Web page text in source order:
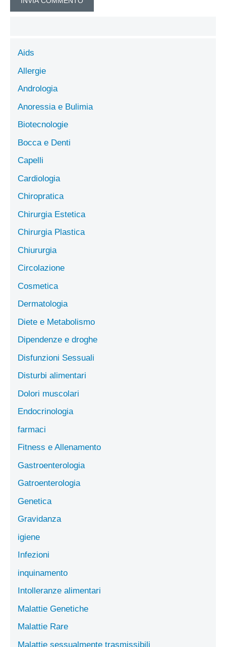
Aids
Allergie
Andrologia
Anoressia e Bulimia
Biotecnologie
Bocca e Denti
Capelli
Cardiologia
Chiropratica
Chirurgia Estetica
Chirurgia Plastica
Chiururgia
Circolazione
Cosmetica
Dermatologia
Diete e Metabolismo
Dipendenze e droghe
Disfunzioni Sessuali
Disturbi alimentari
Dolori muscolari
Endocrinologia
farmaci
Fitness e Allenamento
Gastroenterologia
Gatroenterologia
Genetica
Gravidanza
igiene
Infezioni
inquinamento
Intolleranze alimentari
Malattie Genetiche
Malattie Rare
Malattie sessualmente trasmissibili